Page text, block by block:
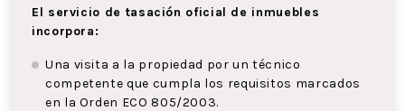
El servicio de tasación oficial de inmuebles
incorpora:
Una visita a la propiedad por un técnico
competente que cumpla los requisitos marcados
en la Orden ECO 805/2003.